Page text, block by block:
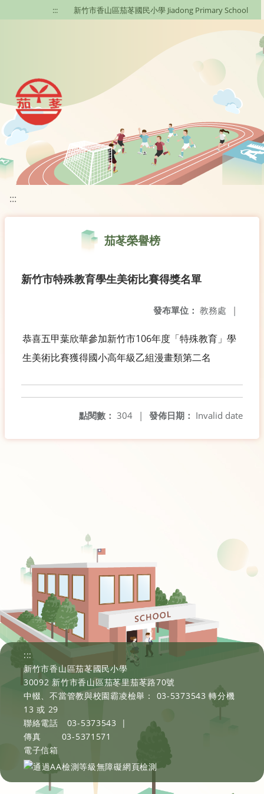
移至網頁之主要內容區位置
::: 新竹市香山區茄苳國民小學 Jiadong Primary School
:::
茄苳榮譽榜
新竹市特殊教育學生美術比賽得獎名單
發布單位： 教務處 |
恭喜五甲葉欣華參加新竹市106年度「特殊教育」學
生美術比賽獲得國小高年級乙組漫畫類第二名
發佈日期： Invalid date
點閱數： 304 |
:::
新竹市香山區茄苳國民小學
30092 新竹市香山區茄苳里茄苳路70號
中輟、不當管教與校園霸凌檢舉： 03-5373543 轉分機
13 或 29
聯絡電話
03-5373543
|
傳真
03-5371571
電子信箱